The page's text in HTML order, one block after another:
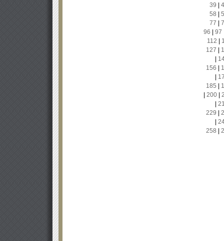
39
58
77
96
97
112
127
156
185
200|
229
258